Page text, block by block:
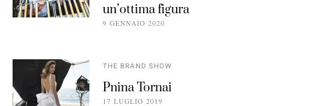
un’ottima figura
9 GENNAIO 2020
THE BRAND SHOW
Pnina Tornai
17 LUGLIO 2019